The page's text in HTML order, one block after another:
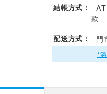
結帳方式：
款
配送方式： 門
*